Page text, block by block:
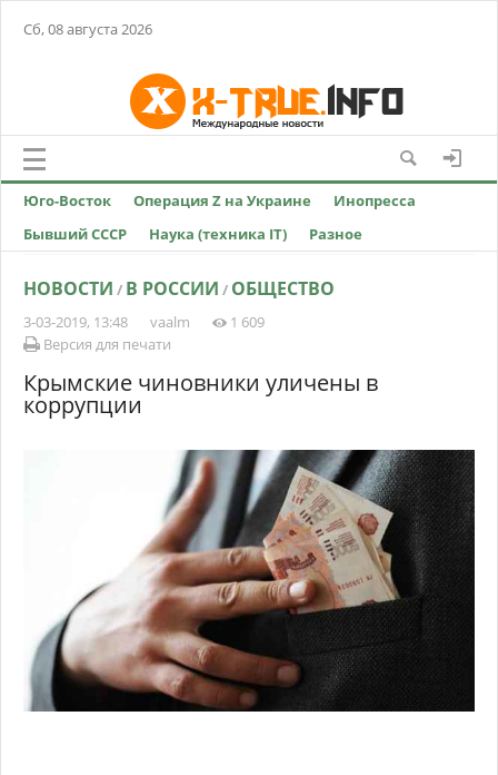
Сб, 08 августа 2026
Юго-Восток Операция Z на Украине
Инопресса
Бывший СССР
Наука (техника IT) Разное
НОВОСТИ / В РОССИИ / ОБЩЕСТВО
3-03-2019, 13:48 vaalm
1 609
Версия для печати
Крымские чиновники уличены в
коррупции